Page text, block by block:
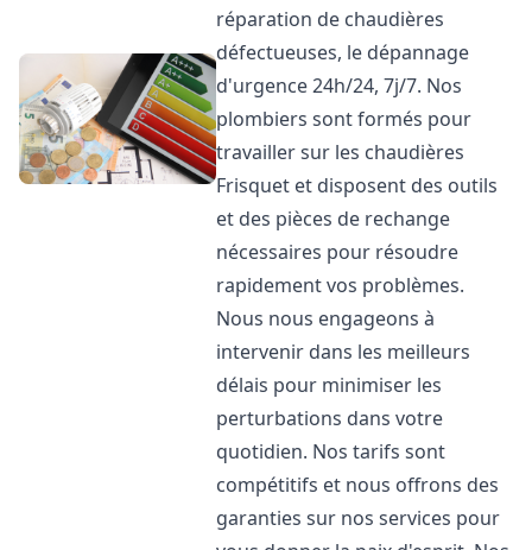
réparation de chaudières
défectueuses, le dépannage
d'urgence 24h/24, 7j/7. Nos
plombiers sont formés pour
travailler sur les chaudières
Frisquet et disposent des outils
et des pièces de rechange
nécessaires pour résoudre
rapidement vos problèmes.
Nous nous engageons à
intervenir dans les meilleurs
délais pour minimiser les
perturbations dans votre
quotidien. Nos tarifs sont
compétitifs et nous offrons des
garanties sur nos services pour